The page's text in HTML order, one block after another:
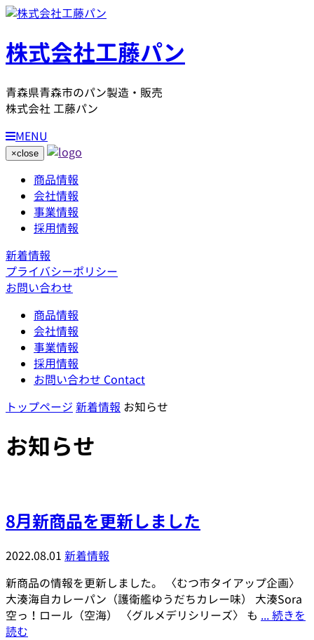
株式会社工藤パン
青森県青森市のパン製造・販売
株式会社 工藤パン
MENU
×close
商品情報
会社情報
事業情報
採用情報
新着情報
プライバシーポリシー
お問い合わせ
商品情報
会社情報
事業情報
採用情報
お問い合わせ Contact
トップページ 新着情報 お知らせ
お知らせ
8月新商品を更新しました
2022.08.01 新着情報
新商品の情報を更新しました。 〈むつ市タイアップ企画〉
大湊海自カレーパン（護衛艦ゆうだちカレー味） 大湊Sora
空っ！ロール（空海） 〈グルメデリシリーズ〉 も ... 続きを
読む